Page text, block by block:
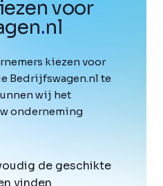
voor
.nl
kiezen voor
Bedrijfswagen.nl te
wij het
onderneming
de geschikte
vinden